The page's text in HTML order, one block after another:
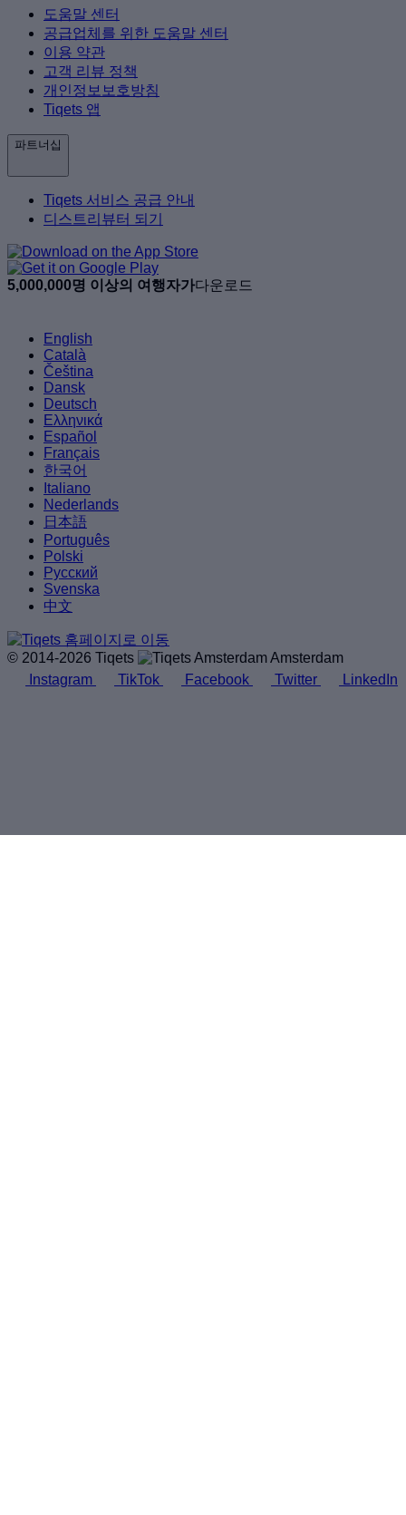
도움말 센터
공급업체를 위한 도움말 센터
이용 약관
고객 리뷰 정책
개인정보보호방침
Tiqets 앱
파트너십
Tiqets 서비스 공급 안내
디스트리뷰터 되기
5,000,000명 이상의 여행자가다운로드
English
Català
Čeština
Dansk
Deutsch
Ελληνικά
Español
Français
한국어
Italiano
Nederlands
日本語
Português
Polski
Русский
Svenska
中文
© 2014-2026 Tiqets
Amsterdam
Instagram
TikTok Facebook Twitter LinkedIn